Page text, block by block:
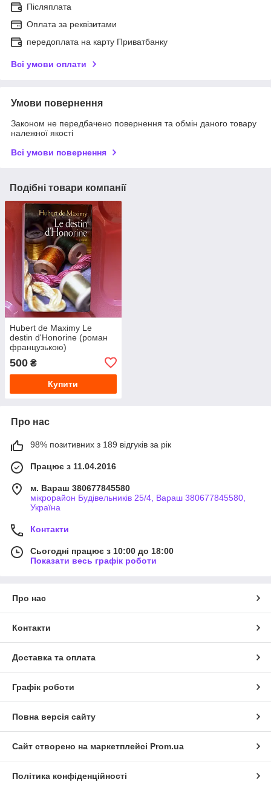
Післяплата
Оплата за реквізитами
передоплата на карту Приватбанку
Всі умови оплати
Умови повернення
Законом не передбачено повернення та обмін даного товару
належної якості
Всі умови повернення
Подібні товари компанії
Hubert de Maximy Le
destin d'Honorine (роман
французькою)
500 ₴
Купити
Про нас
98% позитивних з 189 відгуків за рік
Працює з 11.04.2016
м. Вараш 380677845580
мікрорайон Будівельників 25/4, Вараш 380677845580,
Україна
Контакти
Сьогодні працює з 10:00 до 18:00
Показати весь графік роботи
Про нас
Контакти
Доставка та оплата
Графік роботи
Повна версія сайту
Сайт створено на маркетплейсі Prom.ua
Політика конфіденційності